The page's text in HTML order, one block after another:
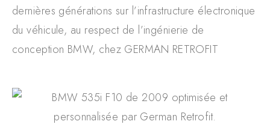
dernières générations sur l’infrastructure électronique
du véhicule, au respect de l’ingénierie de
conception BMW, chez GERMAN RETROFIT